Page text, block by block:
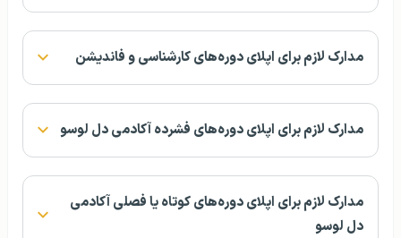
مدارک لازم برای اپلای دوره‌های کارشناسی و فاندیشن
مدارک لازم برای اپلای دوره‌های فشرده آکادمی دل لوسو
مدارک لازم برای اپلای دوره‌های کوتاه یا فصلی آکادمی
دل لوسو